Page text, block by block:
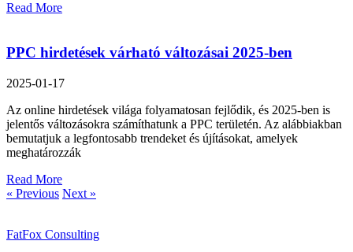
Read More
PPC hirdetések várható változásai 2025-ben
2025-01-17
Az online hirdetések világa folyamatosan fejlődik, és 2025-ben is
jelentős változásokra számíthatunk a PPC területén. Az alábbiakban
bemutatjuk a legfontosabb trendeket és újításokat, amelyek
meghatározzák
Read More
« Previous Next »
FatFox Consulting